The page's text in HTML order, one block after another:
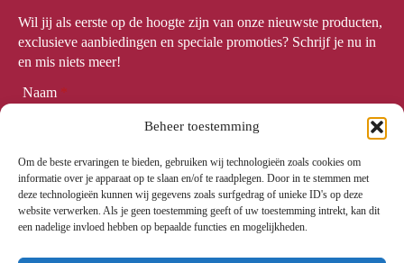
Beheer toestemming
Om de beste ervaringen te bieden, gebruiken wij technologieën zoals cookies om
informatie over je apparaat op te slaan en/of te raadplegen. Door in te stemmen met
deze technologieën kunnen wij gegevens zoals surfgedrag of unieke ID's op deze
website verwerken. Als je geen toestemming geeft of uw toestemming intrekt, kan dit
een nadelige invloed hebben op bepaalde functies en mogelijkheden.
Wil jij als eerste op de hoogte zijn van onze nieuwste producten,
exclusieve aanbiedingen en speciale promoties? Schrijf je nu in
en mis niets meer!
Naam *
Email *
Meld me aan